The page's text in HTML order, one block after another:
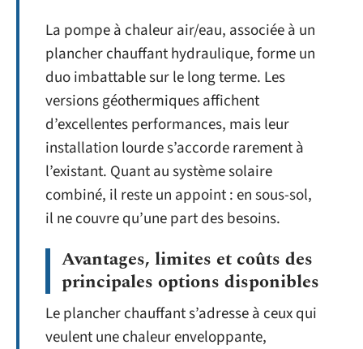
La pompe à chaleur air/eau, associée à un
plancher chauffant hydraulique, forme un
duo imbattable sur le long terme. Les
versions géothermiques affichent
d’excellentes performances, mais leur
installation lourde s’accorde rarement à
l’existant. Quant au système solaire
combiné, il reste un appoint : en sous-sol,
il ne couvre qu’une part des besoins.
Avantages, limites et coûts des
principales options disponibles
Le plancher chauffant s’adresse à ceux qui
veulent une chaleur enveloppante,